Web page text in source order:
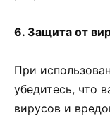
6. Защита от
При
убедитесь, что
вирусов и